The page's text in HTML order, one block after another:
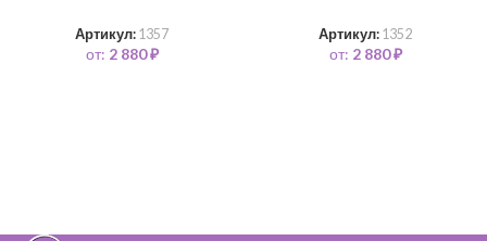
Артикул: 1357
от: 2 880₽
Артикул: 1352
от: 2 880₽